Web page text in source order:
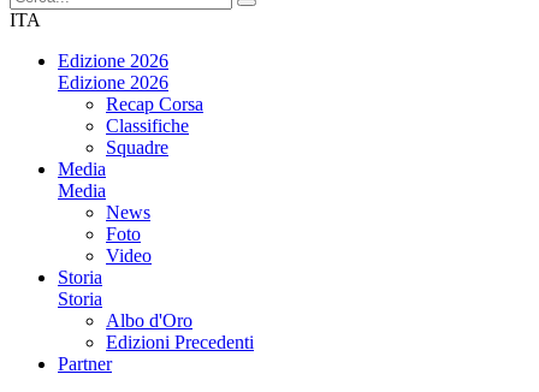
ITA
Edizione 2026
Edizione 2026
Recap Corsa
Classifiche
Squadre
Media
Media
News
Foto
Video
Storia
Storia
Albo d'Oro
Edizioni Precedenti
Partner